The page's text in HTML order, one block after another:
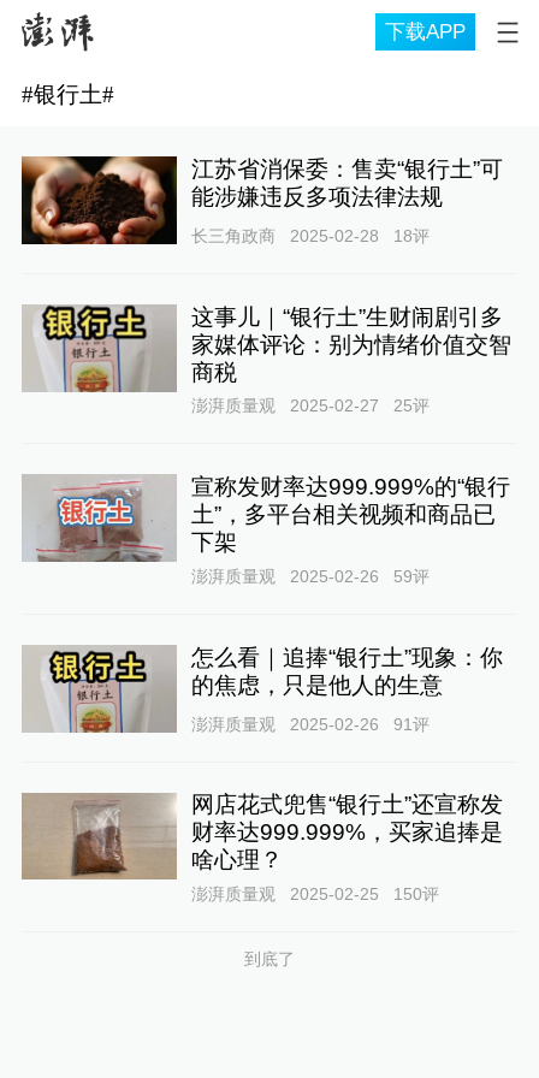
下载APP
#银行土#
江苏省消保委：售卖“银行土”可
能涉嫌违反多项法律法规
长三角政商 2025-02-28 18评
这事儿｜“银行土”生财闹剧引多
家媒体评论：别为情绪价值交智
商税
澎湃质量观 2025-02-27 25评
宣称发财率达999.999%的“银行
土”，多平台相关视频和商品已
下架
澎湃质量观 2025-02-26 59评
怎么看｜追捧“银行土”现象：你
的焦虑，只是他人的生意
澎湃质量观 2025-02-26 91评
网店花式兜售“银行土”还宣称发
财率达999.999%，买家追捧是
啥心理？
澎湃质量观 2025-02-25 150评
到底了